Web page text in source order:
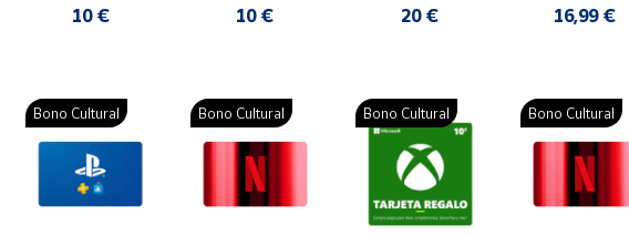
10 € 10 € 20 € 16,99 €
Bono Cultural Bono Cultural Bono Cultural Bono Cultural